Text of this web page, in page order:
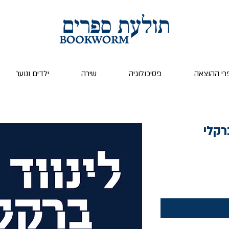
ההוצאה פסיכולוגיה שירה ילדים ונוער